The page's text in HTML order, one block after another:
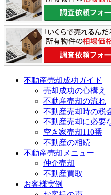
不動産売却成功ガイド
売却成功の心構え
不動産売却の流れ
不動産売却時の税
不動産売却に必要
空き家売却110番
不動産の相続
不動産売却メニュー
仲介売却
不動産買取
お客様実例